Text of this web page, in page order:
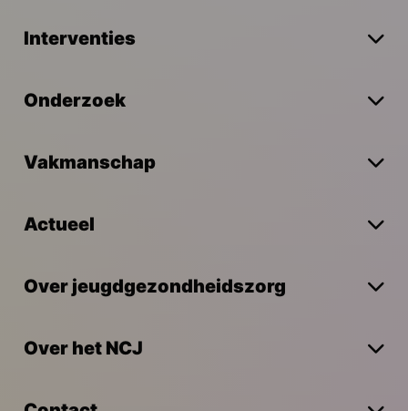
Interventies
Onderzoek
Vakmanschap
Actueel
Over jeugdgezondheidszorg
Over het NCJ